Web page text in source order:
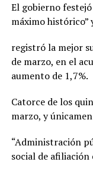
El gobierno
máximo histórico”
registró la mejor
de marzo, en el
aumento de 1,7%.
Catorce de los
marzo, y
“Administración
social de afiliación